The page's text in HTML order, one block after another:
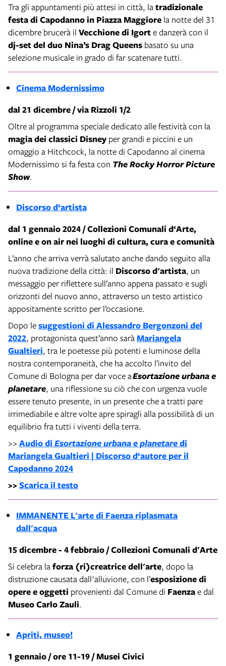
Tra gli appuntamenti più attesi in città, la tradizionale
festa di Capodanno in Piazza Maggiore la notte del 31
dicembre brucerà il Vecchione di Igorte danzerà con il
dj-set del duo Nina’s Drag Queens basato su una
selezione musicale in grado di far scatenare tutti.
Cinema Modernissimo
dal 21 dicembre / via Rizzoli 1/2
Oltre al programma speciale dedicato alle festività con la
magia dei classici Disney per grandi e piccini e un
omaggio a Hitchcock, la notte di Capodanno al cinema
Modernissimo si fa festa con The Rocky Horror Picture
Show.
Discorso d‘artista
dal 1 gennaio 2024 / Collezioni Comunali d‘Arte,
online e on air nei luoghi di cultura, cura e comunità
L’anno che arriva verrà salutato anche dando seguito alla
nuova tradizione della città: il Discorso d'artista, un
messaggio per riflettere sull’anno appena passato e sugli
orizzonti del nuovo anno, attraverso un testo artistico
appositamente scritto per l’occasione.
Dopo lesuggestioni di Alessandro Bergonzoni del
2022, protagonista quest’anno sarà Mariangela
Gualtieri, tra le poetesse più potenti e luminose della
nostra contemporaneità, che ha accolto l’invito del
Comune di Bologna per dar voce aEsortazione urbana e
planetare, una riflessione su ciò che con urgenza vuole
essere tenuto presente, in un presente che a tratti pare
irrimediabile e altre volte apre spiragli alla possibilità di un
equilibrio fra tutti i viventi della terra.
>> Audio di Esortazione urbana e planetaredi
Mariangela Gualtieri | Discorso d‘autore per il
Capodanno 2024
>> Scarica il testo
IMMANENTE L'arte di Faenza riplasmata
dall'acqua
15 dicembre - 4 febbraio / Collezioni Comunali d'Arte
Si celebra la forza (ri)creatrice dell'arte, dopo la
distruzione causata dall'alluvione, con l’esposizione di
opere e oggetti provenienti dal Comune di Faenzae dal
Museo Carlo Zauli.
Apriti, museo!
1 gennaio / ore 11-19 / Musei Civici